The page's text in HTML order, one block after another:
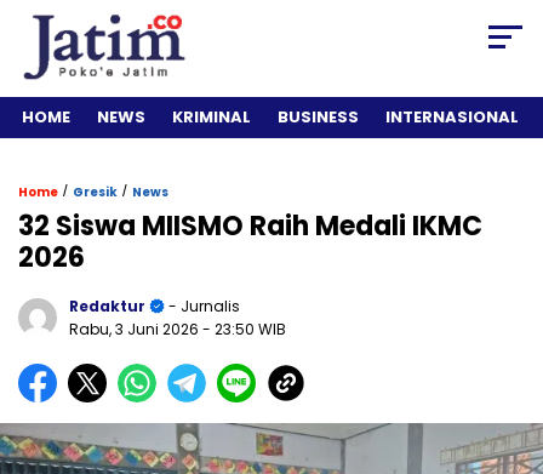
HOME NEWS KRIMINAL BUSINESS INTERNASIONAL
Home / Gresik / News
32 Siswa MIISMO Raih Medali IKMC
2026
Redaktur
- Jurnalis
Rabu, 3 Juni 2026 - 23:50 WIB